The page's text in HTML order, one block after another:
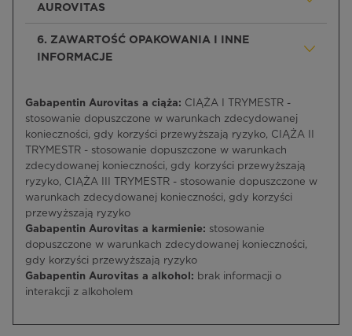
AUROVITAS
6. ZAWARTOŚĆ OPAKOWANIA I INNE
INFORMACJE
Gabapentin Aurovitas a ciąża: CIĄŻA I TRYMESTR -
stosowanie dopuszczone w warunkach zdecydowanej
konieczności, gdy korzyści przewyższają ryzyko, CIĄŻA II
TRYMESTR - stosowanie dopuszczone w warunkach
zdecydowanej konieczności, gdy korzyści przewyższają
ryzyko, CIĄŻA III TRYMESTR - stosowanie dopuszczone w
warunkach zdecydowanej konieczności, gdy korzyści
przewyższają ryzyko
Gabapentin Aurovitas a karmienie: stosowanie
dopuszczone w warunkach zdecydowanej konieczności,
gdy korzyści przewyższają ryzyko
Gabapentin Aurovitas a alkohol: brak informacji o
interakcji z alkoholem